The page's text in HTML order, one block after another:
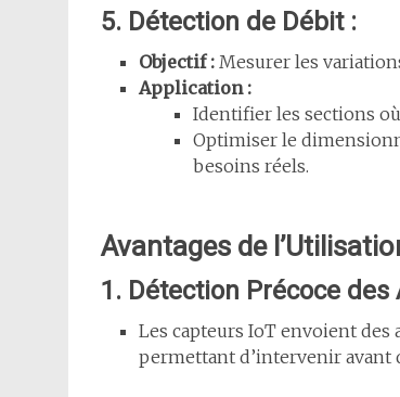
5. Détection de Débit :
Objectif : Mesurer les
Application :
Identifier les sections
Optimiser le
besoins réels.
Avantages de
1. Détection Précoce des
Les capteurs IoT envoient des
permettant d’intervenir avant